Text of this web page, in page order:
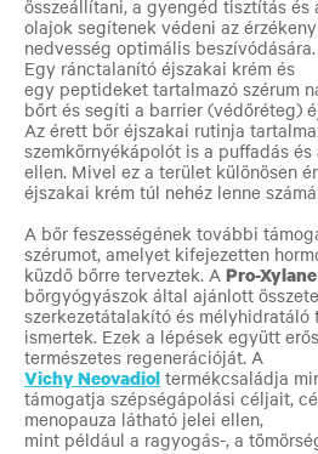
összeállítani, a gyengéd tisztítás és
olajok segítenek védeni az
nedvesség optimális beszívódására.
Egy ránctalanító éjszakai krém és
egy peptideket tartalmazó szérum
bőrt és segíti a barrier (védőréteg)
Az érett bőr éjszakai rutinja
szemkörnyékápolót is a puffadás
ellen. Mivel ez a terület különösen
éjszakai krém túl nehéz lenne
A bőr feszességének további
szérumot, amelyet kifejezetten
küzdő bőrre terveztek. A Pro-Xylane
bőrgyógyászok által ajánlott
szerkezetátalakító és mélyhidratáló
ismertek. Ezek a lépések együtt
természetes regenerációját. A
Vichy Neovadiol termékcsaládja
támogatja szépségápolási céljait,
menopauza látható jelei ellen,
mint például a ragyogás-, a